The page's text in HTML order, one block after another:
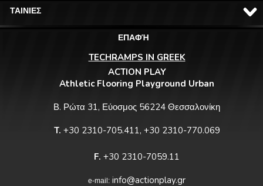
ΤΑΙΝΙΕΣ
ΕΠΑΦΉ
TECHRAMPS IN GREEK
ACTION PLAY
Athletic Flooring Playground Urban
Β. Ρώτα 31, Εύοσμος 56224 Θεσσαλονίκη
T. +30 2310-705.411, +30 2310-770.069
F. +30 2310-7059.11
e-mail: info@actionplay.gr